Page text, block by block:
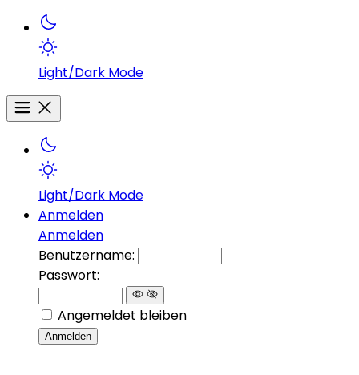
Light/Dark Mode
Light/Dark Mode
Anmelden
Anmelden
Benutzername:
Passwort:
Angemeldet bleiben
Anmelden